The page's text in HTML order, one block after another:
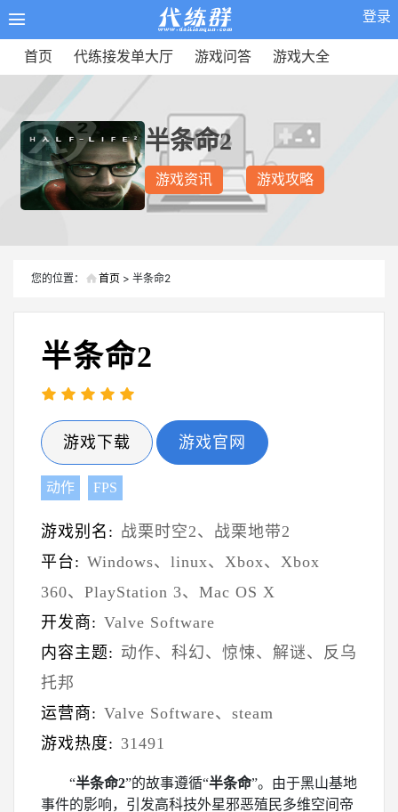
登录
首页 代练接发单大厅 游戏问答 游戏大全
半条命2
游戏资讯 游戏攻略
您的位置： 首页 > 半条命2
半条命2
游戏下载 游戏官网
动作 FPS
游戏别名: 战栗时空2、战栗地带2
平台: Windows、linux、Xbox、Xbox
360、PlayStation 3、Mac OS X
开发商: Valve Software
内容主题: 动作、科幻、惊悚、解谜、反乌
托邦
运营商: Valve Software、steam
游戏热度: 31491
“半条命2”的故事遵循“半条命”。由于黑山基地
事件的影响，引发高科技外星邪恶殖民多维空间帝